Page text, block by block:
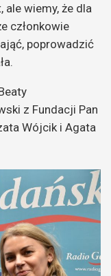
wiemy, że dla
członkowie
poprowadzić
z Fundacji Pan
Wójcik i Agata